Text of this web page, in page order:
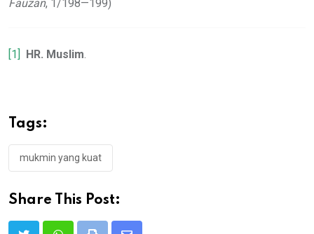
Fauzan, 1/198—199)
[1] HR. Muslim.
Tags:
mukmin yang kuat
Share This Post: